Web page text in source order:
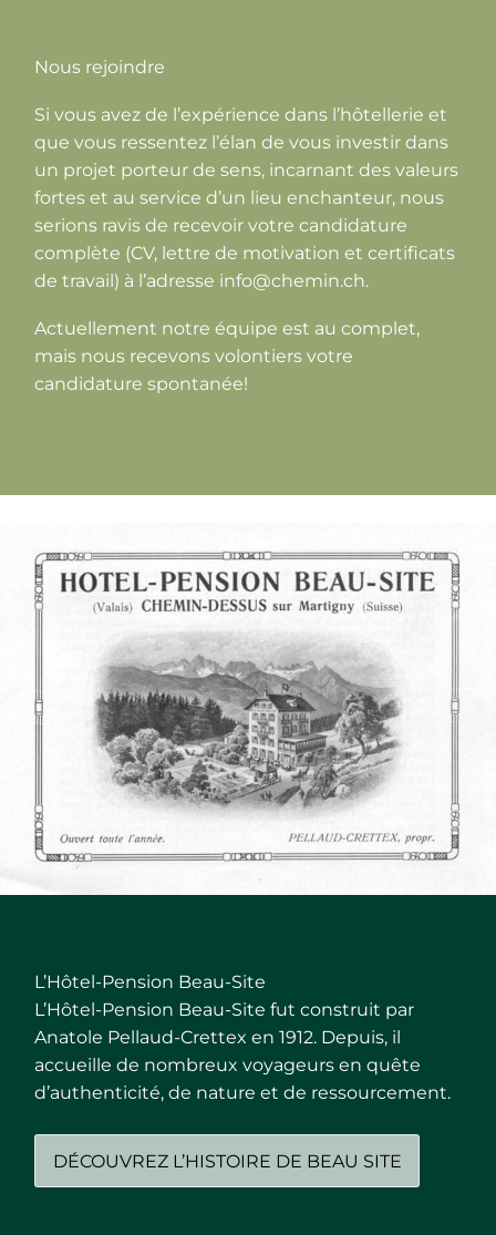
Nous rejoindre
Si vous avez de l’expérience dans l’hôtellerie et
que vous ressentez l’élan de vous investir dans
un projet porteur de sens, incarnant des valeurs
fortes et au service d’un lieu enchanteur, nous
serions ravis de recevoir votre candidature
complète (CV, lettre de motivation et certificats
de travail) à l’adresse info@chemin.ch.
Actuellement notre équipe est au complet,
mais nous recevons volontiers votre
candidature spontanée!
L’Hôtel-Pension Beau-Site
L’Hôtel-Pension Beau-Site fut construit par
Anatole Pellaud-Crettex en 1912. Depuis, il
accueille de nombreux voyageurs en quête
d’authenticité, de nature et de ressourcement.
DÉCOUVREZ L’HISTOIRE DE BEAU SITE